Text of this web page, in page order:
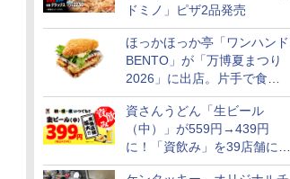
ドミノ」ピザ2品発売
ほっかほっか亭「ワンハンド
BENTO」が「万博夏まつり
2026」に出店。片手で食べ
られる海苔弁や和牛きんぴら
を販売
資さんうどん「生ビール
（中）」が559円→439円
に！「資飲み」を39店舗に拡
大